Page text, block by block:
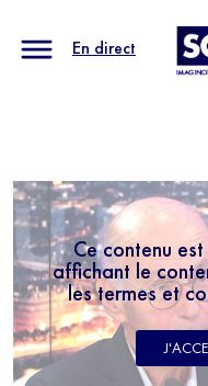
En direct
Ce contenu
affichant le
les termes et